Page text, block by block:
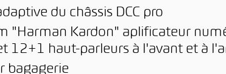
du châssis DCC pro
"Harman Kardon" aplificateur
12+1 haut-parleurs à l'avant et à
bagagerie